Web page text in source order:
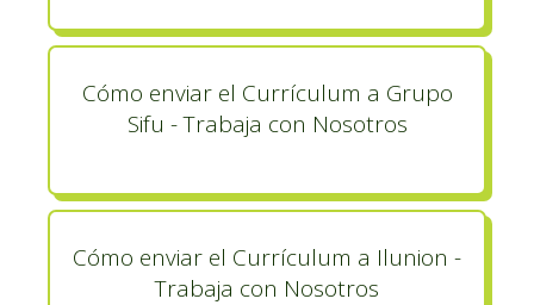
Cómo enviar el Currículum a Grupo
Sifu - Trabaja con Nosotros
Cómo enviar el Currículum a Ilunion -
Trabaja con Nosotros